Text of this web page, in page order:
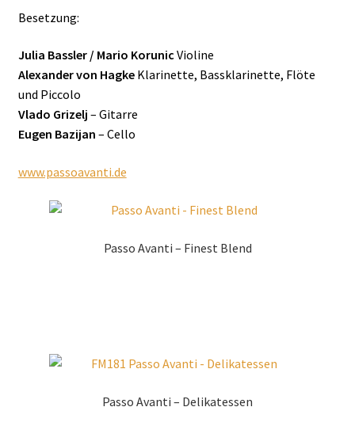
Besetzung:
Julia Bassler / Mario Korunic Violine
Alexander von HagkeKlarinette, Bassklarinette, Flöte
und Piccolo
Vlado Grizelj – Gitarre
Eugen Bazijan – Cello
www.passoavanti.de
Passo Avanti – Finest Blend
Passo Avanti – Delikatessen